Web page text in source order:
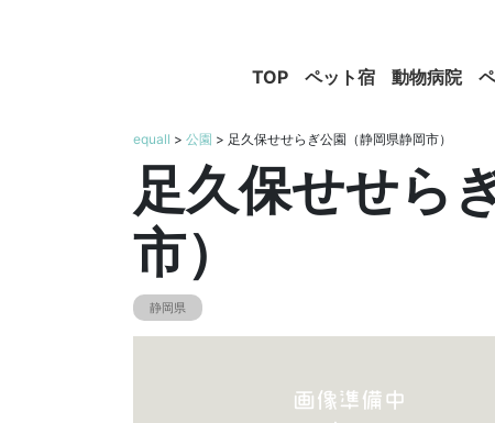
TOP ペット宿 動物病院
equall > 公園 > 足久保せせらぎ公園（静岡県静岡市）
足久保せせら
市）
静岡県